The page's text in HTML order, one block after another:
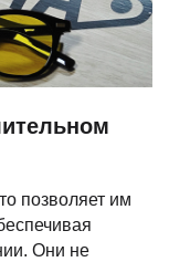
позволяет им
Они не